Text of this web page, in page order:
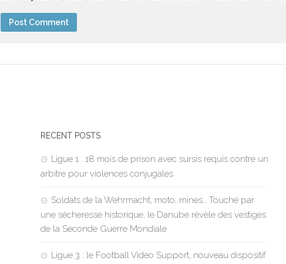
RECENT POSTS
Ligue 1 : 18 mois de prison avec sursis requis contre un
arbitre pour violences conjugales
Soldats de la Wehrmacht, moto, mines… Touché par
une sécheresse historique, le Danube révèle des vestiges
de la Seconde Guerre Mondiale
Ligue 3 : le Football Video Support, nouveau dispositif